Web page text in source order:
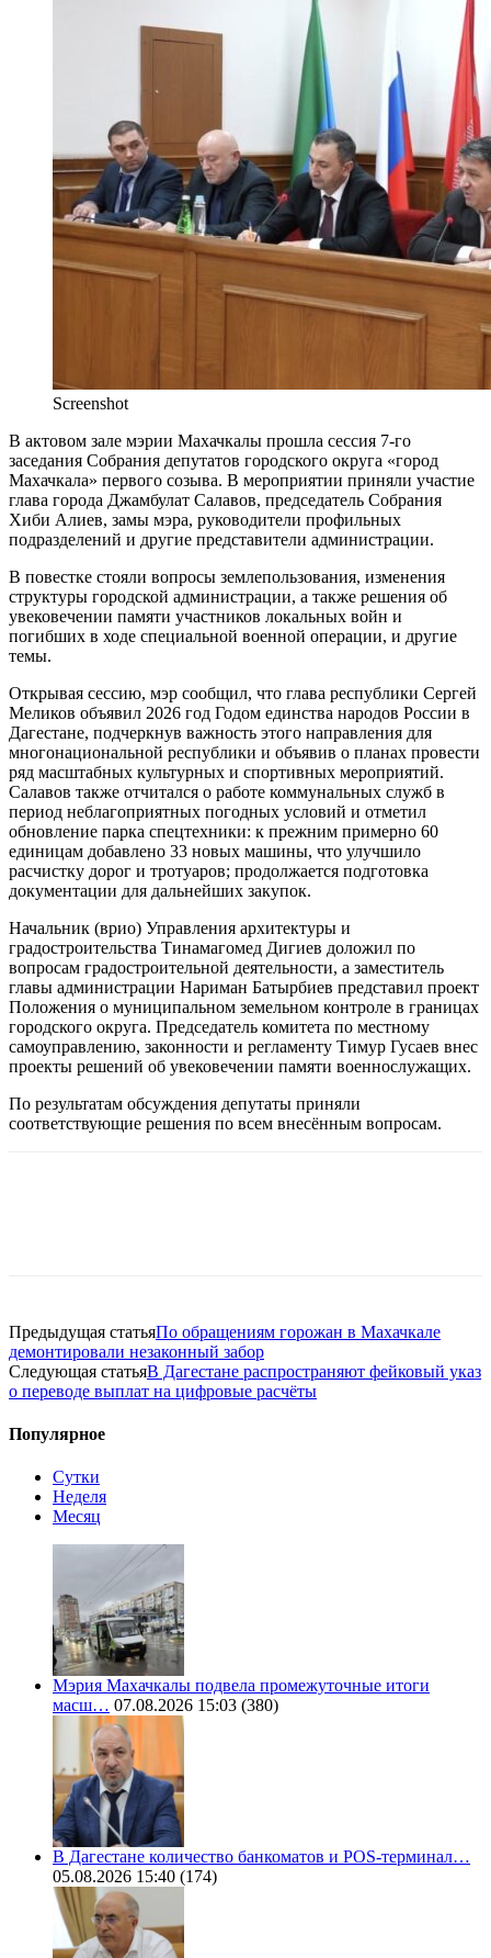
Screenshot
В актовом зале мэрии Махачкалы прошла сессия 7‑го
заседания Собрания депутатов городского округа «город
Махачкала» первого созыва. В мероприятии приняли участие
глава города Джамбулат Салавов, председатель Собрания
Хиби Алиев, замы мэра, руководители профильных
подразделений и другие представители администрации.
В повестке стояли вопросы землепользования, изменения
структуры городской администрации, а также решения об
увековечении памяти участников локальных войн и
погибших в ходе специальной военной операции, и другие
темы.
Открывая сессию, мэр сообщил, что глава республики Сергей
Меликов объявил 2026 год Годом единства народов России в
Дагестане, подчеркнув важность этого направления для
многонациональной республики и объявив о планах провести
ряд масштабных культурных и спортивных мероприятий.
Салавов также отчитался о работе коммунальных служб в
период неблагоприятных погодных условий и отметил
обновление парка спецтехники: к прежним примерно 60
единицам добавлено 33 новых машины, что улучшило
расчистку дорог и тротуаров; продолжается подготовка
документации для дальнейших закупок.
Начальник (врио) Управления архитектуры и
градостроительства Тинамагомед Дигиев доложил по
вопросам градостроительной деятельности, а заместитель
главы администрации Нариман Батырбиев представил проект
Положения о муниципальном земельном контроле в границах
городского округа. Председатель комитета по местному
самоуправлению, законности и регламенту Тимур Гусаев внес
проекты решений об увековечении памяти военнослужащих.
По результатам обсуждения депутаты приняли
соответствующие решения по всем внесённым вопросам.
Предыдущая статьяПо обращениям горожан в Махачкале
демонтировали незаконный забор
Следующая статьяВ Дагестане распространяют фейковый указ
о переводе выплат на цифровые расчёты
Популярное
Сутки
Неделя
Месяц
Мэрия Махачкалы подвела промежуточные итоги
масш… 07.08.2026 15:03 (380)
В Дагестане количество банкоматов и POS-терминал…
05.08.2026 15:40 (174)